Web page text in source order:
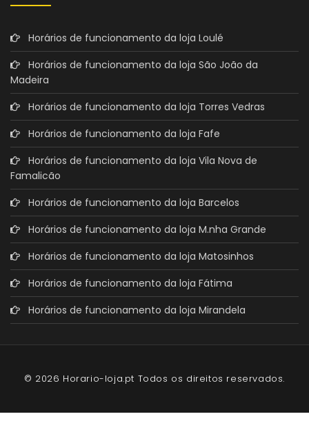
Horários de funcionamento da loja Loulé
Horários de funcionamento da loja São João da
Madeira
Horários de funcionamento da loja Torres Vedras
Horários de funcionamento da loja Fafe
Horários de funcionamento da loja Vila Nova de
Famalicão
Horários de funcionamento da loja Barcelos
Horários de funcionamento da loja M.nha Grande
Horários de funcionamento da loja Matosinhos
Horários de funcionamento da loja Fátima
Horários de funcionamento da loja Mirandela
© 2026 Horario-loja.pt Todos os direitos reservados.